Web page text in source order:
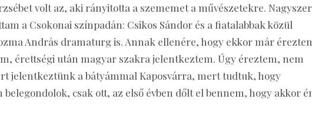
volt az, aki rányitotta a szememet a művészetekre.
a Csokonai színpadán: Csikos Sándor és a fiatalabbak közül
András dramaturg is. Annak ellenére, hogy ekkor már
érettségi után magyar szakra jelentkeztem. Úgy éreztem, nem
jelentkeztünk a bátyámmal Kaposvárra, mert tudtuk, hogy
csak ott, az első évben dőlt el bennem, hogy akkor